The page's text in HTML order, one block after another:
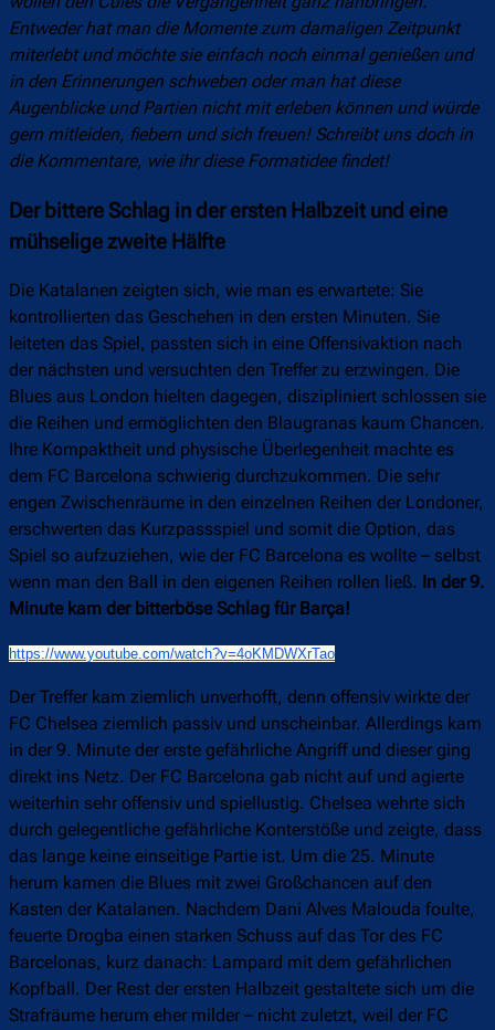
Entweder hat man die Momente zum damaligen Zeitpunkt
miterlebt und möchte sie einfach noch einmal genießen und
in den Erinnerungen schweben oder man hat diese
Augenblicke und Partien nicht mit erleben können und würde
gern mitleiden, fiebern und sich freuen! Schreibt uns doch in
die Kommentare, wie ihr diese Formatidee findet!
Der bittere Schlag in der ersten Halbzeit und eine
mühselige zweite Hälfte
Die Katalanen zeigten sich, wie man es erwartete: Sie
kontrollierten das Geschehen in den ersten Minuten. Sie
leiteten das Spiel, passten sich in eine Offensivaktion nach
der nächsten und versuchten den Treffer zu erzwingen. Die
Blues aus London hielten dagegen, diszipliniert schlossen sie
die Reihen und ermöglichten den Blaugranas kaum Chancen.
Ihre Kompaktheit und physische Überlegenheit machte es
dem FC Barcelona schwierig durchzukommen. Die sehr
engen Zwischenräume in den einzelnen Reihen der Londoner,
erschwerten das Kurzpassspiel und somit die Option, das
Spiel so aufzuziehen, wie der FC Barcelona es wollte – selbst
wenn man den Ball in den eigenen Reihen rollen ließ. In der 9.
Minute kam der bitterböse Schlag für Barça!
https://www.youtube.com/watch?v=4oKMDWXrTao
Der Treffer kam ziemlich unverhofft, denn offensiv wirkte der
FC Chelsea ziemlich passiv und unscheinbar. Allerdings kam
in der 9. Minute der erste gefährliche Angriff und dieser ging
direkt ins Netz. Der FC Barcelona gab nicht auf und agierte
weiterhin sehr offensiv und spiellustig. Chelsea wehrte sich
durch gelegentliche gefährliche Konterstöße und zeigte, dass
das lange keine einseitige Partie ist. Um die 25. Minute
herum kamen die Blues mit zwei Großchancen auf den
Kasten der Katalanen. Nachdem Dani Alves Malouda foulte,
feuerte Drogba einen starken Schuss auf das Tor des FC
Barcelonas, kurz danach: Lampard mit dem gefährlichen
Kopfball. Der Rest der ersten Halbzeit gestaltete sich um die
Strafräume herum eher milder – nicht zuletzt, weil der FC